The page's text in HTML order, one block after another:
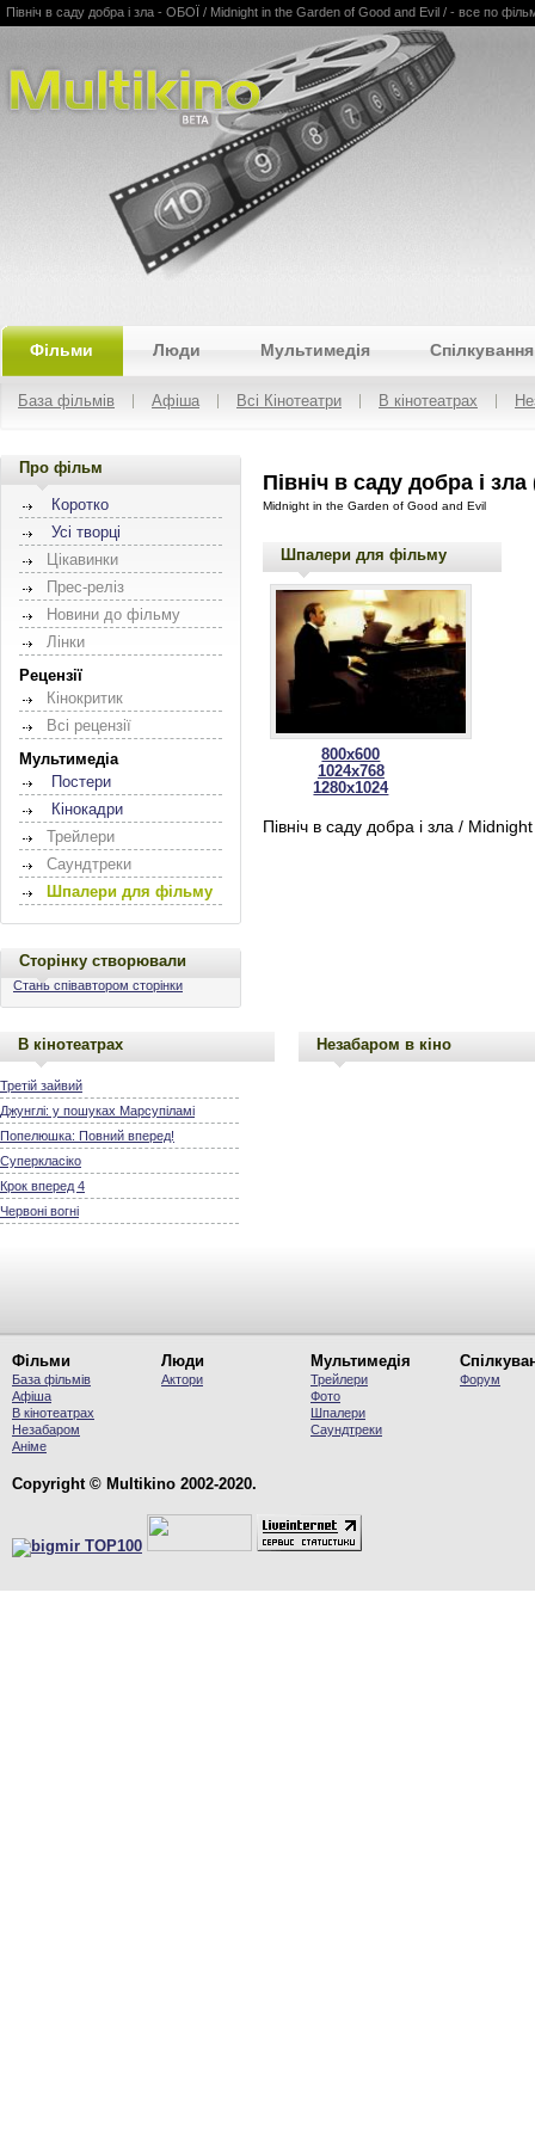
Multikino
Північ в саду добра і зла - ОБОЇ / Midnight in the Garden of Good and Evil / - все по
Фільми Люди Мультимедія Спілкування
База фільмів Афіша Всі Кінотеатри В кінотеатрах
Про фільм
Коротко
Усі творці
Цікавинки
Прес-реліз
Новини до фільму
Лінки
Рецензії
Кінокритик
Всі рецензії
Мультимедіа
Постери
Кінокадри
Трейлери
Саундтреки
Шпалери для фільму
Сторінку створювали
Стань співавтором сторінки
Північ в саду добра і зла
Midnight in the Garden of Good and Evil
Шпалери для фільму
800x600
1024x768
1280x1024
Північ в саду добра і зла /
В кінотеатрах
Третій зайвий
Джунглі: у пошуках Марсупіламі
Попелюшка: Повний вперед!
Суперкласіко
Крок вперед 4
Червоні вогні
Незабаром в кіно
Фільми
База фільмів
Афіша
В кінотеатрах
Незабаром
Аніме
Люди
Актори
Мультимедія
Трейлери
Фото
Шпалери
Саундтреки
Форум
Copyright © Multikino 2002-2020.